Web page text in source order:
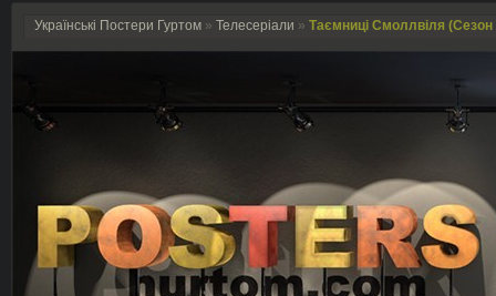
Українські Постери Гуртом » Телесеріали » Таємниці Смоллвіля